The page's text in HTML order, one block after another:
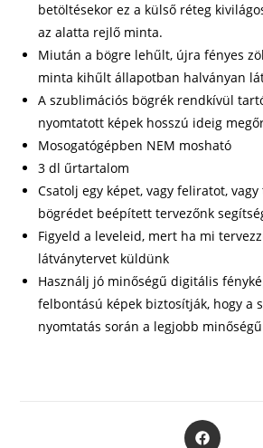
betöltésekor ez a külső réteg
az alatta rejlő minta.
Miután a bögre lehűlt, újra fényes
minta kihűlt állapotban halványan
A szublimációs bögrék rendkívül
nyomtatott képek hosszú ideig
Mosogatógépben NEM mosható
3 dl űrtartalom
Csatolj egy képet, vagy feliratot,
bögrédet beépített tervezőnk
Figyeld a leveleid, mert ha mi
látványtervet küldünk
Használj jó minőségű digitális
felbontású képek biztosítják, hogy a
nyomtatás során a legjobb
Opens